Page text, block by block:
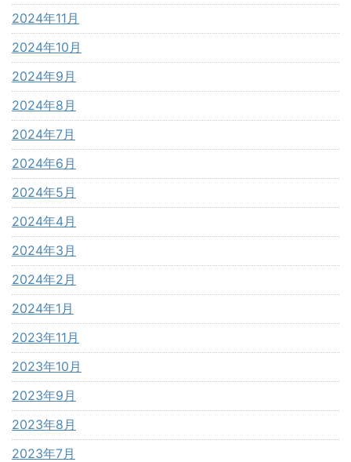
2024年11月
2024年10月
2024年9月
2024年8月
2024年7月
2024年6月
2024年5月
2024年4月
2024年3月
2024年2月
2024年1月
2023年11月
2023年10月
2023年9月
2023年8月
2023年7月